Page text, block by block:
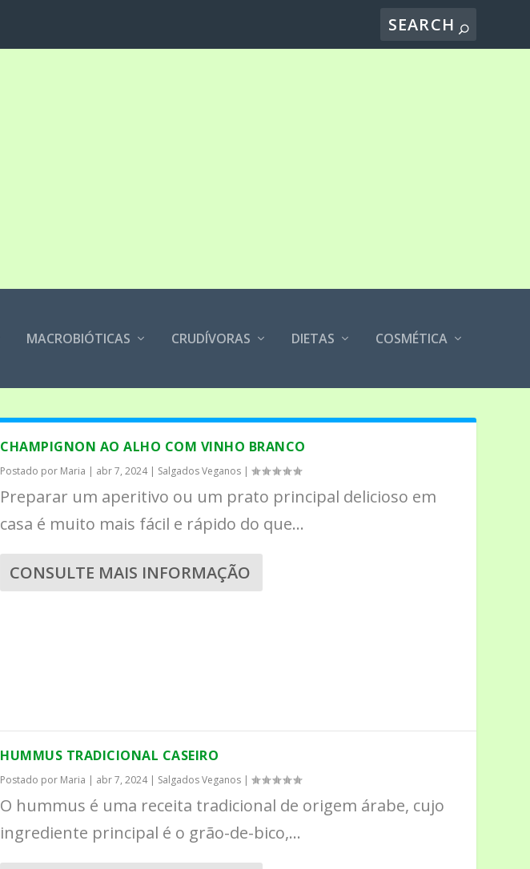
MACROBIÓTICAS CRUDÍVORAS DIETAS COSMÉTICA
CHAMPIGNON AO ALHO COM VINHO BRANCO
Postado por Maria | abr 7, 2024| Salgados Veganos |
Preparar um aperitivo ou um prato principal delicioso em
casa é muito mais fácil e rápido do que...
CONSULTE MAIS INFORMAÇÃO
HUMMUS TRADICIONAL CASEIRO
Postado por Maria | abr 7, 2024| Salgados Veganos |
O hummus é uma receita tradicional de origem árabe, cujo
ingrediente principal é o grão-de-bico,...